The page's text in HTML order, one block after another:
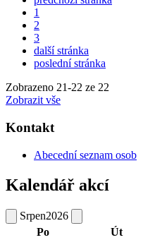
1
2
3
další stránka
poslední stránka
Zobrazeno 21-22 ze 22
Zobrazit vše
Kontakt
Abecední seznam osob
Kalendář akcí
Srpen2026
Po
Út